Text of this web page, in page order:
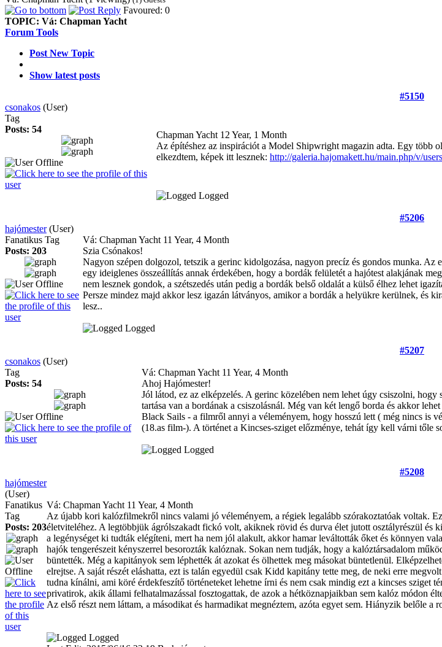
Favoured: 0
TOPIC: Vá: Chapman Yacht
Forum Tools
Post New Topic
Show latest posts
#5150
csonakos (User)
Tag
Posts: 54
Chapman Yacht 12 Year, 1 Month
Az építéshez az inspirációt a Model Shipwright magazin adta. Egy több
elkezdtem, képek itt lesznek: http://galeria.hajomakett.hu/main.php/v/
Logged
#5206
hajómester (User)
Fanatikus Tag
Posts: 203
Vá: Chapman Yacht 11 Year, 4 Month
Szia Csónakos!
Nagyon szépen dolgozol, tetszik a gerinc kidolgozása, nagyon precíz és gondos munka.
egy ideiglenes összeállítás annak érdekében, hogy a bordák felületét a hajótest alakjának
nem lesznek gondok, a szétszedés után pedig a bordák belső oldalát a külső élhez lehet
Persze mindez majd akkor lesz igazán látványos, amikor a bordák a helyükre kerülnek, és
lesz..
Logged
#5207
csonakos (User)
Tag
Posts: 54
Vá: Chapman Yacht 11 Year, 4 Month
Ahoj Hajómester!
Jól látod, ez az elképzelés. A gerinc közelében nem lehet úgy csiszolni,
tartása van a bordának a csiszolásnál. Még van két lengő borda és akkor
Black Sails - a filmről annyi a véleményem, hogy hosszú lett ( még nincs is
(18.as film-). A történet a Kincses-sziget előzménye, tehát így kell várni tőle
Logged
#5208
hajómester
(User)
Fanatikus
Tag
Posts: 203
Vá: Chapman Yacht 11 Year, 4 Month
Az újabb kori kalózfilmekről nincs valami jó véleményem, a régiek legalább szórakoztatóak voltak.
életviteléhez. A legtöbbjük ágrólszakadt fickó volt, akiknek rövid és durva élet jutott osztályrészül
a legénységet ki tudták elégíteni, mert ha nem jól alakult, akkor hamar leváltották őket és könnyen
hajók tengerészeit kényszerrel besorozták kalóznak. Sokan nem tudják, hogy a kalóztársadalom
büntették. Még a kapitányok sem léphették át azokat és ölhettek meg másokat büntetlenül.
elrejtse. A saját részét eláshatta, ezt is talán egyedül csak Kidd kapitány tette meg, de neki erre
tudna kínálni, ami köré érdekfeszítő történeteket lehetne írni és nem csak mindig ezt a kincses sziget
privatirok, akik állami felhatalmazással fosztogattak, de azok a hétköznapjaikban sem kalóz módon
Az első részt nem láttam, a másodikat és harmadikat megnéztem, azóta egyet sem. Hiányzik belőle a
Logged